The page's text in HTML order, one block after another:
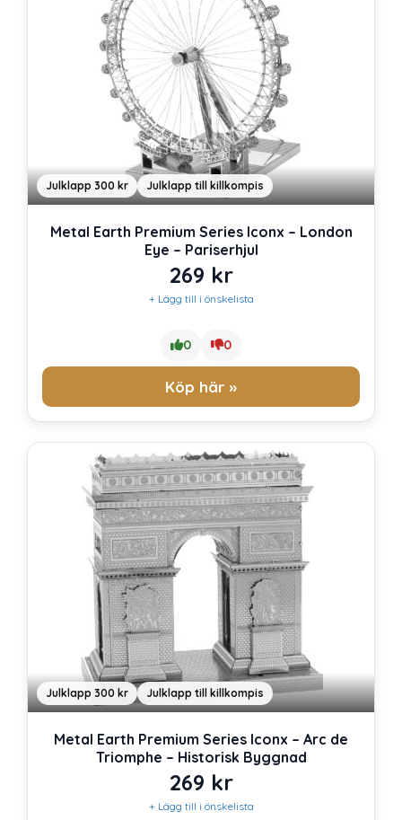
Julklapp 300 kr Julklapp till killkompis
Metal Earth Premium Series Iconx – London
Eye – Pariserhjul
269 kr
+ Lägg till i önskelista
0 0
Köp här »
Julklapp 300 kr Julklapp till killkompis
Metal Earth Premium Series Iconx – Arc de
Triomphe – Historisk Byggnad
269 kr
+ Lägg till i önskelista